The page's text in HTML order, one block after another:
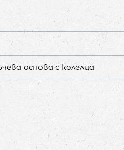
основа с колелца